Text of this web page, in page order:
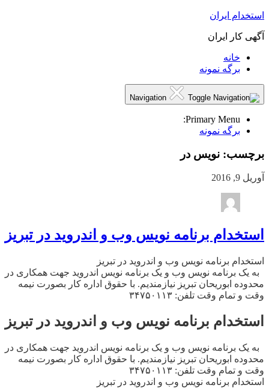
استخدام ایران
آگهی کار ایران
خانه
برگه نمونه
Primary Menu:
برگه نمونه
برچسب: نویس در
آوریل 9, 2016
استخدام برنامه نویس وب و اندروید در تبریز
استخدام برنامه نویس وب و اندروید در تبریز
به یک برنامه نویس وب و یک برنامه نویس اندروید جهت همکاری در
محدوده ابوریحان تبریز نیازمندیم. با حقوق اداره کار بصورت نیمه
وقت و تمام وقت تلفن: ۳۴۷۵۰۱۱۳
استخدام برنامه نویس وب و اندروید در تبریز
به یک برنامه نویس وب و یک برنامه نویس اندروید جهت همکاری در
محدوده ابوریحان تبریز نیازمندیم. با حقوق اداره کار بصورت نیمه
وقت و تمام وقت تلفن: ۳۴۷۵۰۱۱۳
استخدام برنامه نویس وب و اندروید در تبریز